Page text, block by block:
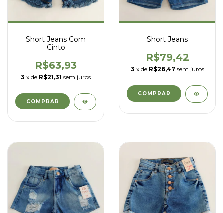
Short Jeans Com
Cinto
R$63,93
3 x de R$21,31 sem juros
COMPRAR
Short Jeans
R$79,42
3 x de R$26,47 sem juros
COMPRAR